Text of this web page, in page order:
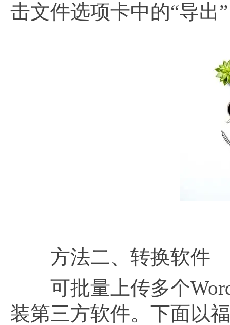
击文件选项卡中的“导出
方法二、转换软件
可批量上传多个Word
装第三方软件。下面以